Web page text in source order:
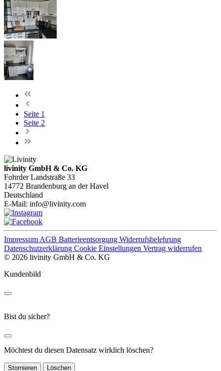
Seite 1
Seite 2
livinity GmbH & Co. KG
Fohrder Landstraße 33
14772 Brandenburg an der Havel
Deutschland
E-Mail: info@livinity.com
Impressum AGB Batterieentsorgung Widerrufsbelehrung
Datenschutzerklärung Cookie Einstellungen Vertrag widerrufen
© 2026 livinity GmbH & Co. KG
Kundenbild
Bist du sicher?
Möchtest du diesen Datensatz wirklich löschen?
Stornieren Löschen